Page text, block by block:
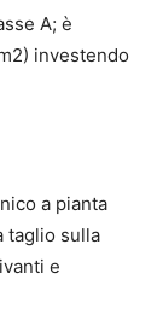
A; è
investendo
a pianta
taglio sulla
e